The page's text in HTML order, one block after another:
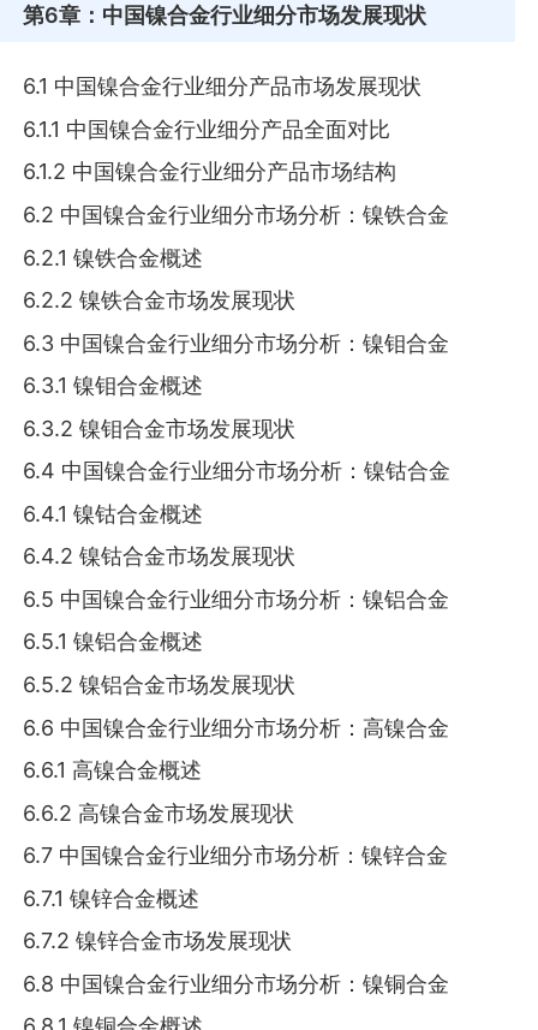
第6章 ：中国镍合金行业细分市场发展现状
6.1 中国镍合金行业细分产品市场发展现状
6.1.1 中国镍合金行业细分产品全面对比
6.1.2 中国镍合金行业细分产品市场结构
6.2 中国镍合金行业细分市场分析：镍铁合金
6.2.1 镍铁合金概述
6.2.2 镍铁合金市场发展现状
6.3 中国镍合金行业细分市场分析：镍钼合金
6.3.1 镍钼合金概述
6.3.2 镍钼合金市场发展现状
6.4 中国镍合金行业细分市场分析：镍钴合金
6.4.1 镍钴合金概述
6.4.2 镍钴合金市场发展现状
6.5 中国镍合金行业细分市场分析：镍铝合金
6.5.1 镍铝合金概述
6.5.2 镍铝合金市场发展现状
6.6 中国镍合金行业细分市场分析：高镍合金
6.6.1 高镍合金概述
6.6.2 高镍合金市场发展现状
6.7 中国镍合金行业细分市场分析：镍锌合金
6.7.1 镍锌合金概述
6.7.2 镍锌合金市场发展现状
6.8 中国镍合金行业细分市场分析：镍铜合金